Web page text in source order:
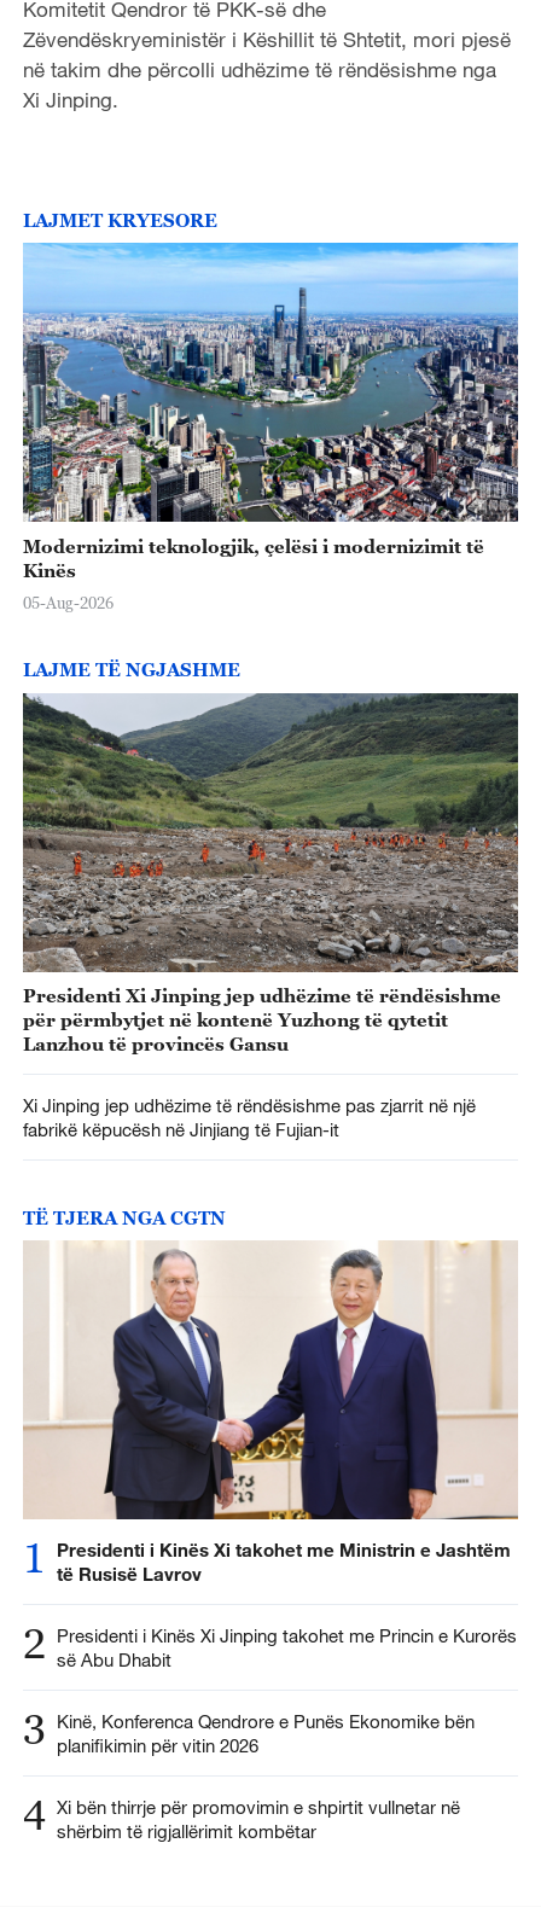
Komitetit Qendror të PKK-së dhe
Zëvendëskryeministër i Këshillit të Shtetit, mori pjesë
në takim dhe përcolli udhëzime të rëndësishme nga
Xi Jinping.
LAJMET KRYESORE
Modernizimi teknologjik, çelësi i modernizimit të
Kinës
05-Aug-2026
LAJME TË NGJASHME
Presidenti Xi Jinping jep udhëzime të rëndësishme
për përmbytjet në kontenë Yuzhong të qytetit
Lanzhou të provincës Gansu
Xi Jinping jep udhëzime të rëndësishme pas zjarrit në një
fabrikë këpucësh në Jinjiang të Fujian-it
TË TJERA NGA CGTN
1
Presidenti i Kinës Xi takohet me Ministrin e Jashtëm
të Rusisë Lavrov
2
Presidenti i Kinës Xi Jinping takohet me Princin e Kurorës
së Abu Dhabit
3
Kinë, Konferenca Qendrore e Punës Ekonomike bën
planifikimin për vitin 2026
4 Xi bën thirrje për promovimin e shpirtit vullnetar në
shërbim të rigjallërimit kombëtar